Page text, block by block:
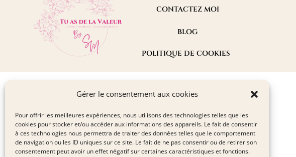
Gérer le consentement aux cookies
Pour offrir les meilleures expériences, nous utilisons des technologies telles que les
cookies pour stocker et/ou accéder aux informations des appareils. Le fait de consentir
à ces technologies nous permettra de traiter des données telles que le comportement
de navigation ou les ID uniques sur ce site. Le fait de ne pas consentir ou de retirer son
consentement peut avoir un effet négatif sur certaines caractéristiques et fonctions.
CONTACTEZ MOI
BLOG
POLITIQUE DE COOKIES